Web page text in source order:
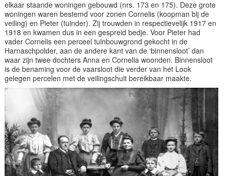
elkaar staande woningen gebouwd (nrs. 173 en 175). Deze grote
woningen waren bestemd voor zonen Cornelis (koopman bij de
veiling) en Pieter (tuinder). Zij trouwden in respectievelijk 1917 en
1918 en kwamen dus in een gespreid bedje. Voor Pieter had
vader Cornelis een perceel tuinbouwgrond gekocht in de
Harnaschpolder, aan de andere kant van de ‘binnensloot’ dan
waar zijn twee dochters Anna en Cornelia woonden. Binnensloot
is de benaming voor de vaarsloot die verder van het Look
gelegen percelen met de veilingschuit bereikbaar maakte.